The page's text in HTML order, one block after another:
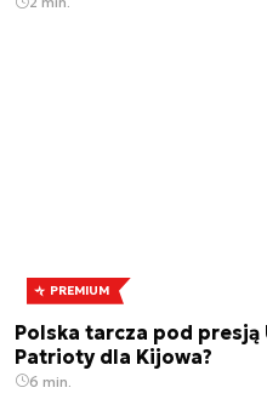
PREMIUM
Polska tarcza pod
Patrioty dla Kijowa?
6 min.